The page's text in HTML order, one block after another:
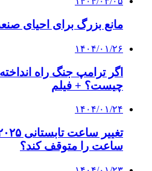
مانع بزرگ برای احیای
۱۴۰۴/۰۱/۲۶
اگر ترامپ جنگ راه
چیست؟ + فیلم
۱۴۰۴/۰۱/۲۴
ساعت را متوقف کند؟